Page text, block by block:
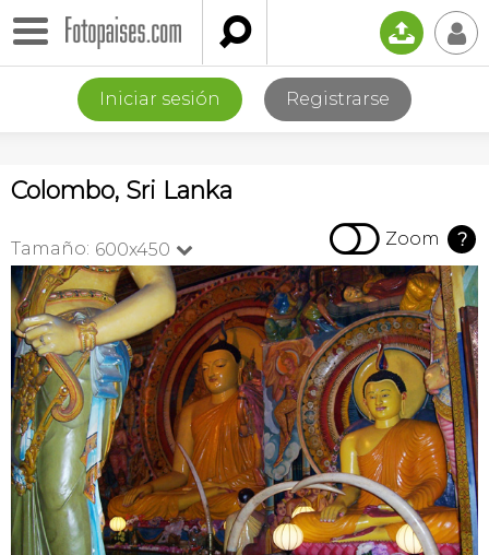
 📤 👤
Iniciar sesión Registrarse
Colombo, Sri Lanka
Tamaño: 600x450   Zoom ?